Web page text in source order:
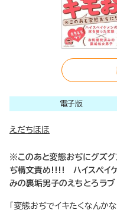
電子版
えだちほほ
※このあと変態おぢにグズ
ぢ構文責め!!!! ハイスぺイ
みの裏垢男子のえちとろラ
「変態おぢでイキたくなんか